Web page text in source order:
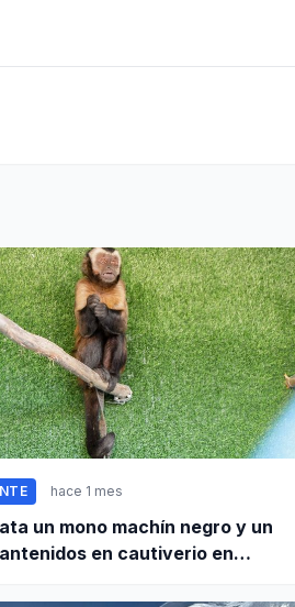
hace 1 mes
un mono machín negro y un
en cautiverio en